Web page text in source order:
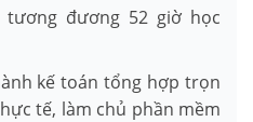
tương đương 52 giờ học
kế toán tổng hợp trọn
tế, làm chủ phần mềm